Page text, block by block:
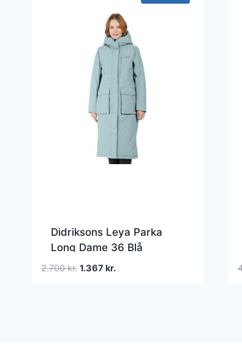
Didriksons Leya Parka
Long Dame 36 Blå
Fiberjakker
2.700kr. Den
1.367 kr.Den